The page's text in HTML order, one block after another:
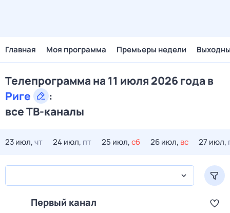
Главная Моя программа Премьеры недели
Телепрограмма на 11 июля 2026 года в
Риге
:
все ТВ-каналы
23 июл,чт 24 июл, пт 25 июл,сб 26 июл, вс 27 июл,
Первый канал